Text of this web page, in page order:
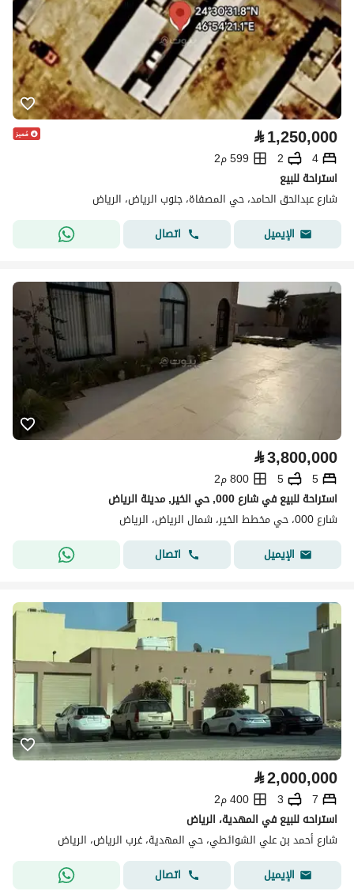
⃁1,250,000
4
2
599 م2
استراحة للبيع
شارع عبدالحق الحامد، حي المصفاة، جنوب الرياض، الرياض
الإيميل
اتصال
⃁3,800,000
5
5
800 م2
استراحة للبيع في شارع 000, حي الخير, مدينة الرياض
شارع 000، حي مخطط الخير، شمال الرياض، الرياض
الإيميل
اتصال
⃁2,000,000
7
3
400 م2
استراحه للبيع في المهدية، الرياض
شارع أحمد بن علي الشوائطي، حي المهدية، غرب الرياض، الرياض
الإيميل
اتصال